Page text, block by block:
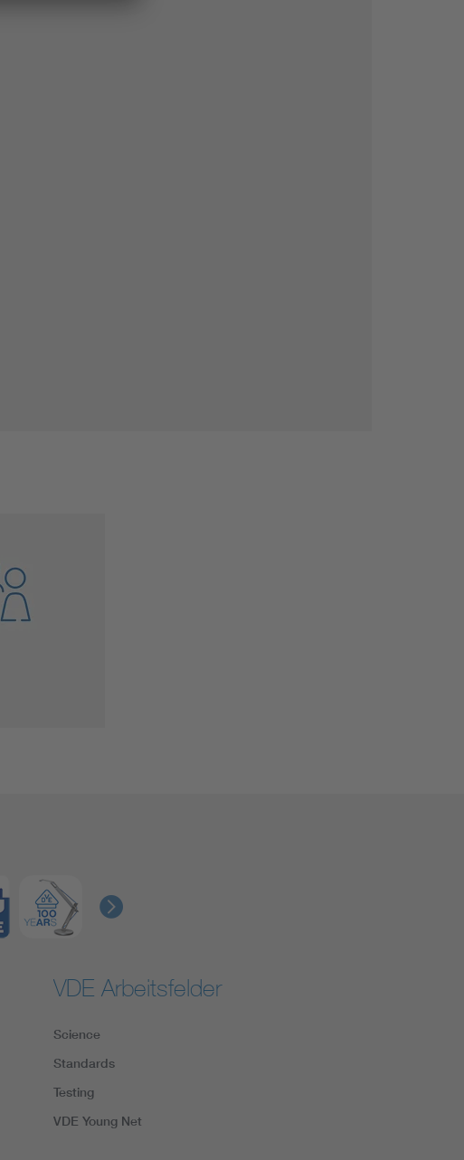
VDE Arbeitsfelder
Science
Standards
Testing
VDE Young Net